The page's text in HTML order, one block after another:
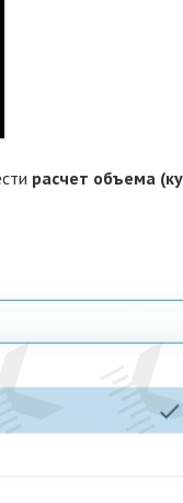
расчет объема